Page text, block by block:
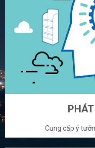
Cung cấp ý